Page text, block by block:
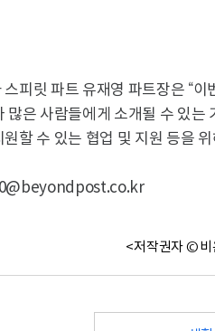
스피릿 파트 유재영 파트장은 “
많은 사람들에게 소개될 수 있는
원할 수 있는 협업 및 지원 등을
<저작권자 © 비